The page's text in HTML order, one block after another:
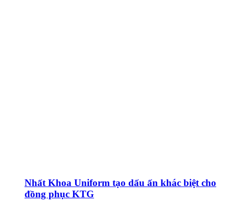
Nhất Khoa Uniform tạo dấu ấn khác biệt cho
đồng phục KTG